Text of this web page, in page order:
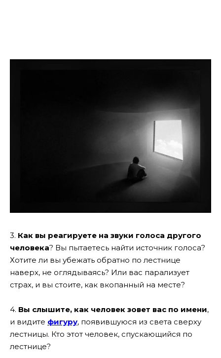
3. Как вы реагируете на звуки голоса другого
человека? Вы пытаетесь найти источник голоса?
Хотите ли вы убежать обратно по лестнице
наверх, не оглядываясь? Или вас парализует
страх, и вы стоите, как вкопанный на месте?
4. Вы слышите, как человек зовет вас по имени,
и видите фигуру, появившуюся из света сверху
лестницы. Кто этот человек, спускающийся по
лестнице?